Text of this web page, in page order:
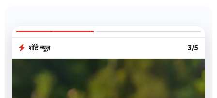
शॉर्ट न्यूज़ 3/5